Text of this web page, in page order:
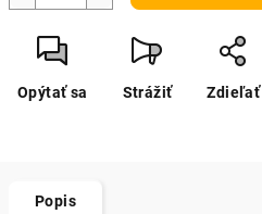
Opýtať sa Strážiť Zdieľať
Popis